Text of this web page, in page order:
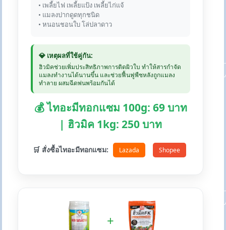
• เพลี้ยไฟ เพลี้ยแป้ง เพลี้ยไก่แจ้
• แมลงปากดูดทุกชนิด
• หนอนชอนใบ โล่ปลาดาว
💎 เหตุผลที่ใช้คู่กัน:
ฮิวมิคช่วยเพิ่มประสิทธิภาพการติดผิวใบ ทำให้สารกำจัด
แมลงทำงานได้นานขึ้น และช่วยฟื้นฟูพืชหลังถูกแมลง
ทำลาย ผสมฉีดพ่นพร้อมกันได้
💰 ไทอะมีทอกแซม 100g: 69 บาท
| ฮิวมิค 1kg: 250 บาท
🛒 สั่งซื้อไทอะมีทอกแซม: Lazada Shopee
+